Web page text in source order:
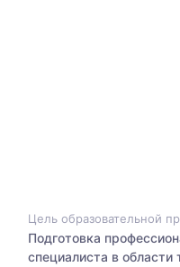
Цель образовательной
Подготовка
специалиста в области